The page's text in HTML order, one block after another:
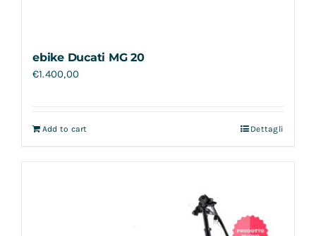
ebike Ducati MG 20
€1.400,00
Add to cart Dettagli